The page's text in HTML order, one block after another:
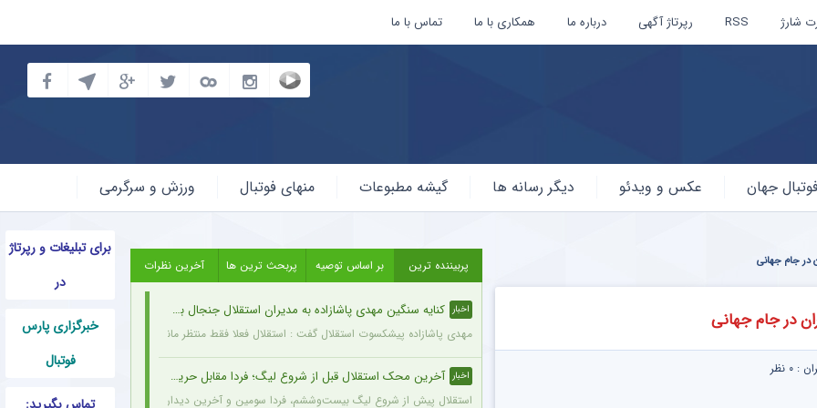
شارژ RSS رپرتاژ آگهی درباره ما همکاری با ما تماس با ما
جهان عکس و ویدئو دیگر رسانه ها گیشه مطبوعات منهای فوتبال ورزش و سرگرمی
برای تبلیغات و رپرتاژ
در
خبرگزاری پارس
فوتبال
: ۰ نظر
پربیننده ترین بر اساس توصیه پربحث ترین ها آخرین نظرات
اخبار کنایه سنگین مهدی پاشازاده به مدیران استقلال جنجال به پا کرد
مهدی پاشازاده پیشکسوت استقلال گفت : استقلال فعلا فقط منتظر مانده و وضعیت مدیریتی و
اخبار آخرین محک استقلال قبل از شروع لیگ؛ فردا مقابل حریف تدارکاتی
استقلال پیش از شروع لیگ بیست‌وششم، فردا سومین و آخرین دیدار تدارکاتی خود را برگزار خواهد